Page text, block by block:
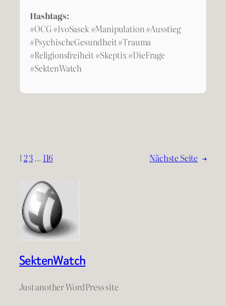
Hashtags:
#OCG #IvoSasek #Manipulation #Ausstieg
#PsychischeGesundheit #Trauma
#Religionsfreiheit #Skeptix #DieFrage
#SektenWatch
1 23… 116 Nächste Seite →
SektenWatch
Just another WordPress site